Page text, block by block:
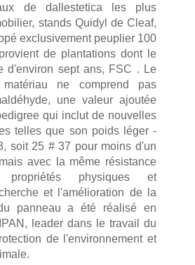
de dallestetica les plus
stands Quidyl de Cleaf,
exclusivement peuplier 100
de plantations dont le
d'environ sept ans, FSC . Le
ne comprend pas
une valeur ajoutée
qui inclut de nouvelles
telles que son poids léger -
soit 25 # 37 pour moins d'un
avec la même résistance
propriétés physiques et
et l'amélioration de la
panneau a été réalisé en
leader dans le travail du
de l'environnement et